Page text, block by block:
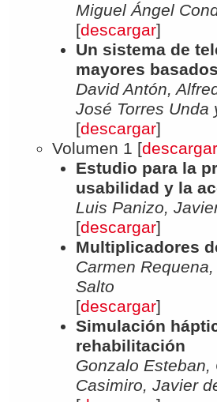
Miguel Ángel
[descargar]
Un sistema de
mayores
David Antón,
José Torres Unda
[descargar]
Volumen 1 [descargar
Estudio para la
usabilidad y la
Luis Panizo,
[descargar]
Multiplicadores
Carmen
Salto
[descargar]
Simulación
rehabilitación
Gonzalo
Casimiro, Javier